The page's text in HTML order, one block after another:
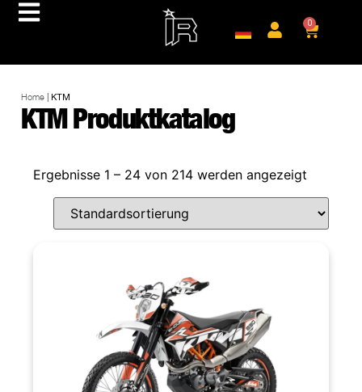
0
Home KTM
KTM Produktkatalog
Ergebnisse 1 – 24 von 214 werden angezeigt